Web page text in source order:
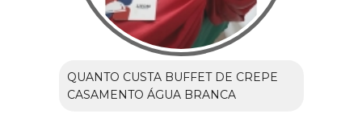
QUANTO CUSTA BUFFET DE CREPE
CASAMENTO ÁGUA BRANCA